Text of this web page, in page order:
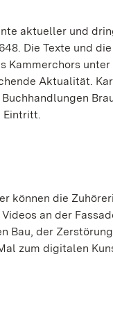
aktueller und
Die Texte und
Aktualität.
Eintritt.
können die
an der
Bau, der
zum digitalen